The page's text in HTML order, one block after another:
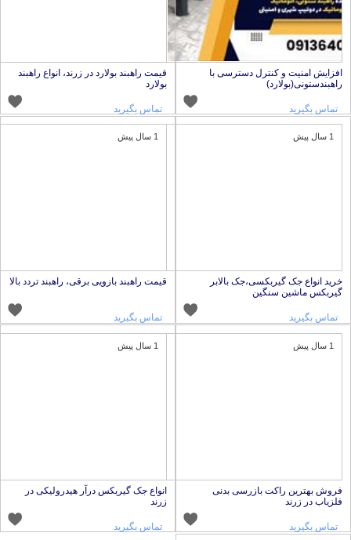
افزایش امنیت و کنترل دسترسی با
راهبندستونی(بولارد)
تماس بگیرید
قیمت راهبند بولارد در زرند، انواع راهبند
بولارد
تماس بگیرید
خرید انواع جک گیربکسی،جک بالابر
گیربکس ماشین سنگین
تماس بگیرید
قیمت راهبند بازویی برقی، راهبند تردد بالا
تماس بگیرید
فروش بهترین راکت بازرسی بدنی
فلزیاب در زرند
تماس بگیرید
انواع جک گیربکس درآر هیدرولیکی در
زرند
تماس بگیرید